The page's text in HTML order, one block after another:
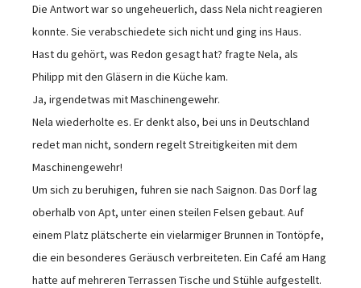
Die Antwort war so ungeheuerlich, dass Nela nicht reagieren
konnte. Sie verabschiedete sich nicht und ging ins Haus.
Hast du gehört, was Redon gesagt hat? fragte Nela, als
Philipp mit den Gläsern in die Küche kam.
Ja, irgendetwas mit Maschinengewehr.
Nela wiederholte es. Er denkt also, bei uns in Deutschland
redet man nicht, sondern regelt Streitigkeiten mit dem
Maschinengewehr!
Um sich zu beruhigen, fuhren sie nach Saignon. Das Dorf lag
oberhalb von Apt, unter einen steilen Felsen gebaut. Auf
einem Platz plätscherte ein vielarmiger Brunnen in Tontöpfe,
die ein besonderes Geräusch verbreiteten. Ein Café am Hang
hatte auf mehreren Terrassen Tische und Stühle aufgestellt.